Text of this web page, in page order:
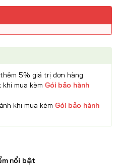
thêm 5% giá trị đơn hàng
mua kèm Gói bảo hành
khi mua kèm Gói bảo hành
nổi bật